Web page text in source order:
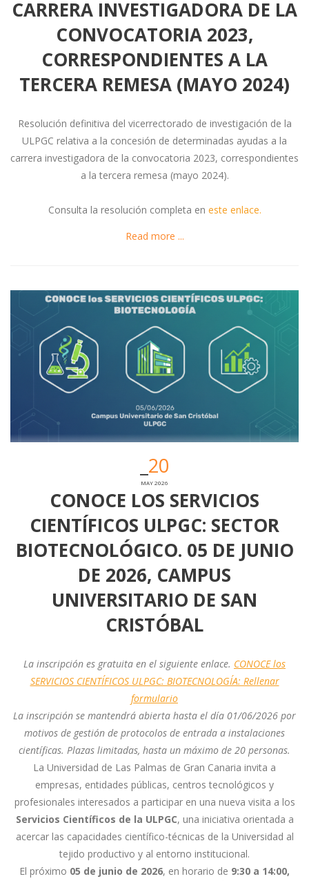
CARRERA INVESTIGADORA DE LA
CONVOCATORIA 2023,
CORRESPONDIENTES A LA
TERCERA REMESA (MAYO 2024)
Resolución definitiva del vicerrectorado de investigación de la
ULPGC relativa a la concesión de determinadas ayudas a la
carrera investigadora de la convocatoria 2023, correspondientes
a la tercera remesa (mayo 2024).
Consulta la resolución completa en este enlace.
Read more ...
20
MAY 2026
CONOCE LOS SERVICIOS
CIENTÍFICOS ULPGC: SECTOR
BIOTECNOLÓGICO. 05 DE JUNIO
DE 2026, CAMPUS
UNIVERSITARIO DE SAN
CRISTÓBAL
La inscripción es gratuita en el siguiente enlace. CONOCE los
SERVICIOS CIENTÍFICOS ULPGC: BIOTECNOLOGÍA: Rellenar
formulario
La inscripción se mantendrá abierta hasta el día 01/06/2026 por
motivos de gestión de protocolos de entrada a instalaciones
científicas. Plazas limitadas, hasta un máximo de 20 personas.
La Universidad de Las Palmas de Gran Canaria invita a
empresas, entidades públicas, centros tecnológicos y
profesionales interesados a participar en una nueva visita a los
Servicios Científicos de la ULPGC, una iniciativa orientada a
acercar las capacidades científico-técnicas de la Universidad al
tejido productivo y al entorno institucional.
El próximo 05 de junio de 2026, en horario de 9:30 a 14:00,